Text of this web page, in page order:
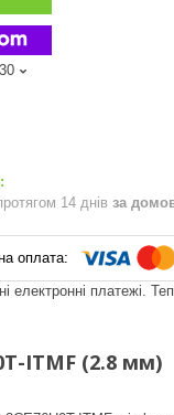
14 днів за
електронні платежі.
ITMF (2.8 мм)